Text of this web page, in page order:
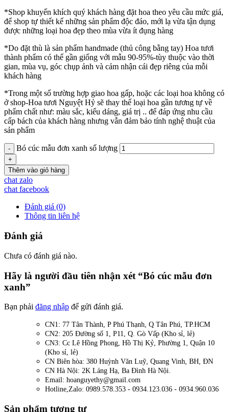
*Shop khuyến khích quý khách hàng đặt hoa theo yêu cầu mức giá,
để shop tự thiết kế những sản phẩm độc đáo, mới lạ vừa tận dụng
được những loại hoa đẹp theo mùa vừa ít đụng hàng
*Do đặt thù là sản phẩm handmade (thủ công bằng tay) Hoa tươi
thành phẩm có thể gần giống với mẫu 90-95%-tùy thuộc vào thời
gian, mùa vụ, góc chụp ảnh và cảm nhận cái đẹp riêng của mỗi
khách hàng
*Trong một số trường hợp giao hoa gấp, hoặc các loại hoa không có
ở shop-Hoa tươi Nguyệt Hỷ sẽ thay thế loại hoa gần tương tự về
phẩm chất như: màu sắc, kiểu dáng, giá trị .. để đáp ứng nhu cầu
cấp bách của khách hàng nhưng vẫn đảm bảo tính nghệ thuật của
sản phẩm
Bó cúc mẫu đơn xanh số lượng
Thêm vào giỏ hàng
chat zalo
chat facebook
Đánh giá (0)
Thông tin liên hệ
Đánh giá
Chưa có đánh giá nào.
Hãy là người đầu tiên nhận xét “Bó cúc mẫu đơn
xanh”
Bạn phải đăng nhập để gửi đánh giá.
CN1: 77 Tân Thành, P Phú Thạnh, Q Tân Phú, TP.HCM
CN2: 205 Đường số 1, P11, Q. Gò Vấp (Kho sỉ, lẻ)
CN3: Cc Lê Hồng Phong, Hồ Thị Kỷ, Phường 1, Quận 10
(Kho sỉ, lẻ)
CN Biên hòa: 380 Huỳnh Văn Luỹ, Quang Vinh, BH, ĐN
CN Hà Nội: 2K Láng Hạ, Ba Đình Hà Nội.
Email: hoanguyethy@gmail.com
Hotline,Zalo: 0989.578.353 - 0934.123.036 - 0934.960.036
Sản phẩm tương tự